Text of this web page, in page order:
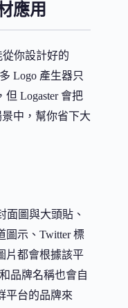
應用
從你設計好的
Logo 產生器只
Logaster 會把
中，幫你省下大
面圖與大頭貼、
圖示、Twitter 標
片都會根據該平
品牌名稱也會自
平台的品牌來